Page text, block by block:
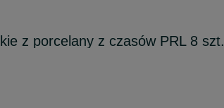
z porcelany z czasów PRL 8 szt.